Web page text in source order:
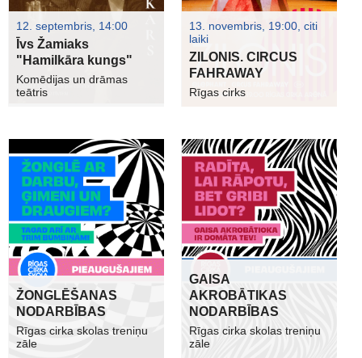
12. septembris, 14:00
Īvs Žamiaks
"Hamilkāra kungs"
Komēdijas un drāmas
teātris
13. novembris, 19:00, citi
laiki
ZILONIS. CIRCUS
FAHRAWAY
Rīgas cirks
ŽONGLĒŠANAS
NODARBĪBAS
Rīgas cirka skolas treniņu
zāle
GAISA
AKROBĀTIKAS
NODARBĪBAS
Rīgas cirka skolas treniņu
zāle